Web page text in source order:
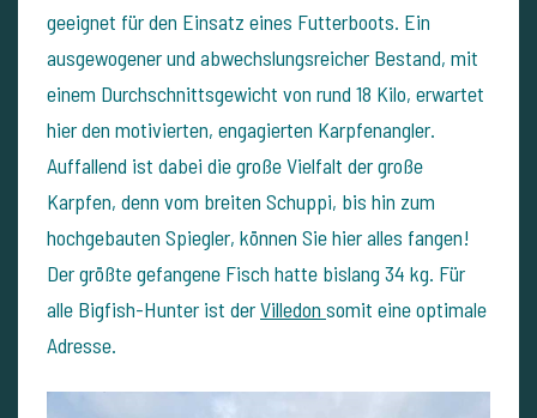
geeignet für den Einsatz eines Futterboots. Ein
ausgewogener und abwechslungsreicher Bestand, mit
einem Durchschnittsgewicht von rund 18 Kilo, erwartet
hier den motivierten, engagierten Karpfenangler.
Auffallend ist dabei die große Vielfalt der große
Karpfen, denn vom breiten Schuppi, bis hin zum
hochgebauten Spiegler, können Sie hier alles fangen!
Der größte gefangene Fisch hatte bislang 34 kg. Für
alle Bigfish-Hunter ist derVilledon somit eine optimale
Adresse.